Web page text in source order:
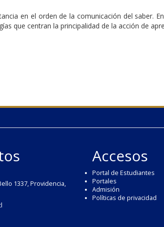
en el orden de la comunicación del saber.
que centran la principalidad de la acción de
1337, Providencia,
Accesos
Portal de Estudiantes
Portales
Admisión
Políticas de privacidad